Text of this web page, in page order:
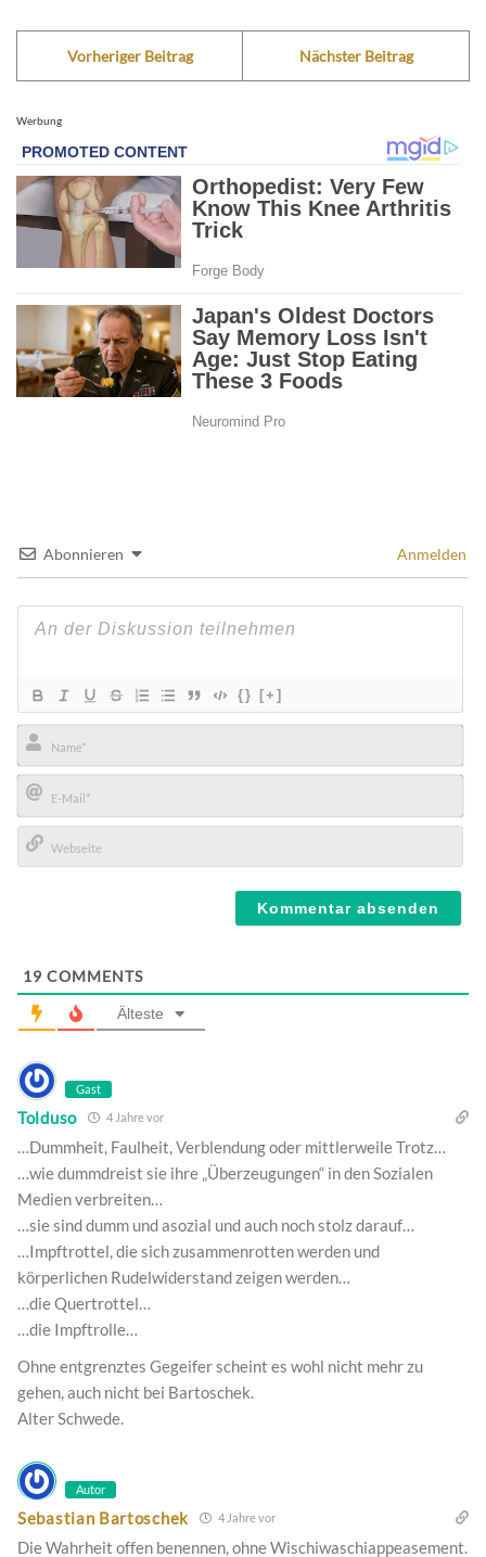
Vorheriger Beitrag Nächster Beitrag
Werbung
Abonnieren Anmelden
{} [+]
Name*
E-
Mail*
19 COMMENTS
Älteste
Gast
Tolduso 4 Jahre vor
…Dummheit, Faulheit, Verblendung oder mittlerweile Trotz…
…wie dummdreist sie ihre „Überzeugungen“ in den Sozialen
Medien verbreiten…
…sie sind dumm und asozial und auch noch stolz darauf…
…Impftrottel, die sich zusammenrotten werden und
körperlichen Rudelwiderstand zeigen werden…
…die Quertrottel…
…die Impftrolle…
Ohne entgrenztes Gegeifer scheint es wohl nicht mehr zu
gehen, auch nicht bei Bartoschek.
Alter Schwede.
Autor
Sebastian Bartoschek 4 Jahre vor
Die Wahrheit offen benennen, ohne Wischiwaschiappeasement.